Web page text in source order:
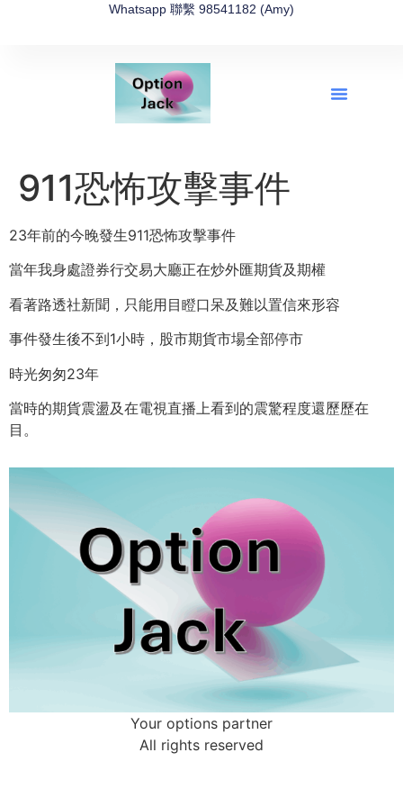
Whatsapp 聯繫 98541182 (Amy)
911恐怖攻擊事件
23年前的今晚發生911恐怖攻擊事件
當年我身處證券行交易大廳正在炒外匯期貨及期權
看著路透社新聞，只能用目瞪口呆及難以置信來形容
事件發生後不到1小時，股市期貨市場全部停市
時光匆匆23年
當時的期貨震盪及在電視直播上看到的震驚程度還歷歷在
目。
Your options partner
All rights reserved